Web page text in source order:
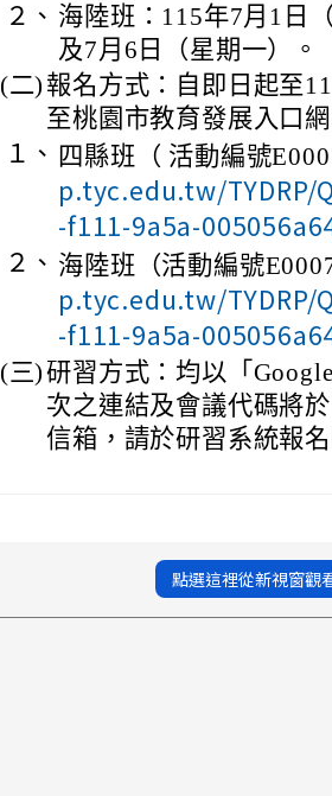
２、 海陸班：115年7月1日
及7月6日（星期一）。
(二) 報名方式：自即日起至
至桃園市教育發展入口
１、 四縣班（ 活動編號
p.tyc.edu.tw/TYDRP/
-f111-9a5a-
２、 海陸班（活動編號
p.tyc.edu.tw/TYDRP/
-f111-9a5a-
(三)研習方式：均以「
次之連結及會議代碼將
信箱，請於研習系統報
點選這裡從新視窗觀